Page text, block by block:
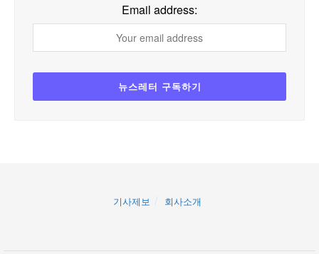
Email address:
기사제보 회사소개